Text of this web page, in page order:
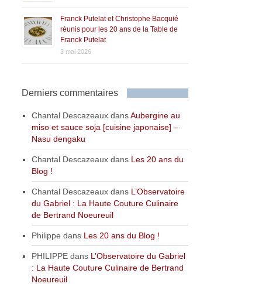
Franck Putelat et Christophe Bacquié
réunis pour les 20 ans de la Table de
Franck Putelat
3 mai 2026
Derniers commentaires
Chantal Descazeaux dansAubergine au
miso et sauce soja [cuisine japonaise] –
Nasu dengaku
Chantal Descazeaux dans Les 20 ans du
Blog !
Chantal Descazeaux dans L’Observatoire
du Gabriel : La Haute Couture Culinaire
de Bertrand Noeureuil
Philippe dans Les 20 ans du Blog !
PHILIPPE dans L’Observatoire du Gabriel
: La Haute Couture Culinaire de Bertrand
Noeureuil